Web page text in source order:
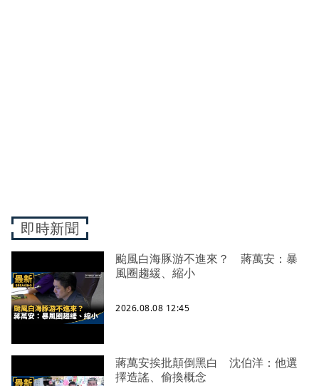
即時新聞
颱風白海豚游不進來？ 蔣萬安：暴
風圈趨緩、縮小
2026.08.08 12:45
蔣萬安挨批顛倒黑白 沈伯洋：他選
擇造謠、偷換概念